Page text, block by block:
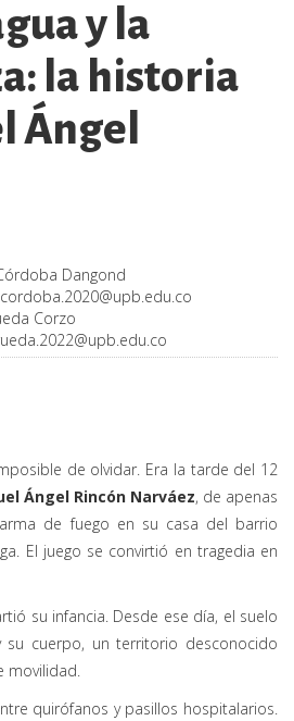
y la
la historia
Ángel
Dangond
Corzo
de olvidar. Era la tarde del 12
Ángel Rincón Narváez, de apenas
de fuego en su casa del barrio
El juego se convirtió en tragedia en
su infancia. Desde ese día, el suelo
su cuerpo, un territorio desconocido
movilidad.
quirófanos y pasillos hospitalarios.